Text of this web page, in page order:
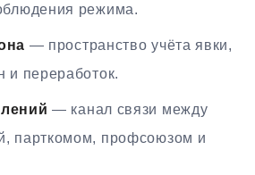
режима.
— пространство учёта явки,
и переработок.
— канал связи между
парткомом, профсоюзом и